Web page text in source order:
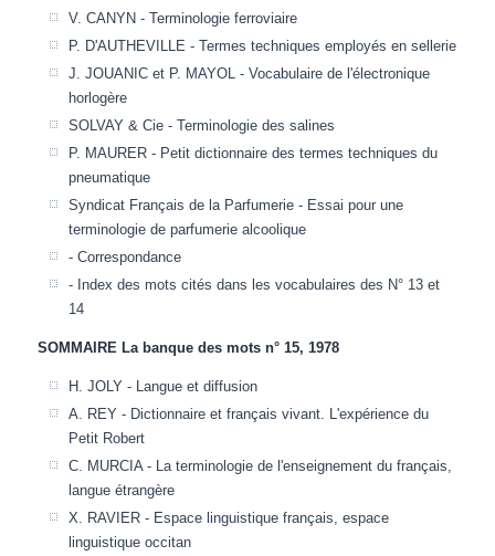
V. CANYN - Terminologie ferroviaire
P. D'AUTHEVILLE - Termes techniques employés en sellerie
J. JOUANIC et P. MAYOL - Vocabulaire de l'électronique
horlogère
SOLVAY & Cie - Terminologie des salines
P. MAURER - Petit dictionnaire des termes techniques du
pneumatique
Syndicat Français de la Parfumerie - Essai pour une
terminologie de parfumerie alcoolique
- Correspondance
- Index des mots cités dans les vocabulaires des N° 13 et
14
SOMMAIRE La banque des mots n° 15, 1978
H. JOLY - Langue et diffusion
A. REY - Dictionnaire et français vivant. L'expérience du
Petit Robert
C. MURCIA - La terminologie de l'enseignement du français,
langue étrangère
X. RAVIER - Espace linguistique français, espace
linguistique occitan